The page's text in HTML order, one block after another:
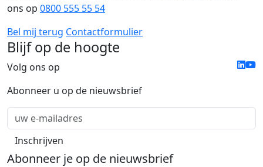
ons op 0800 555 55 54
Bel mij terug Contactformulier
Blijf op de hoogte
Volg ons op
Abonneer u op de nieuwsbrief
Abonneer je op de nieuwsbrief